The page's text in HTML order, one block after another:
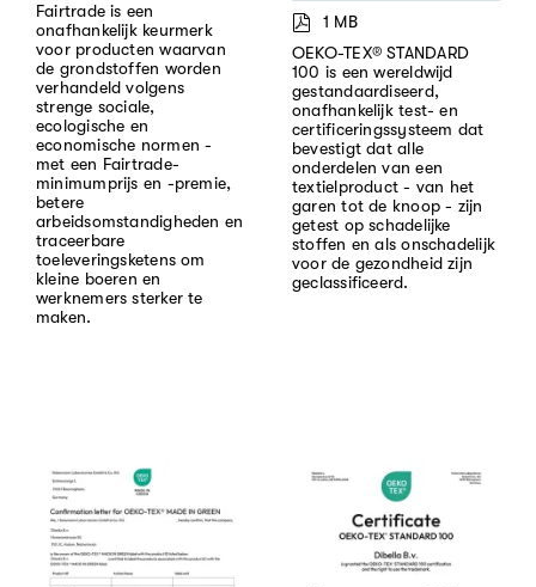
Fairtrade is een
onafhankelijk keurmerk
voor producten waarvan
de grondstoffen worden
verhandeld volgens
strenge sociale,
ecologische en
economische normen -
met een Fairtrade-
minimumprijs en -premie,
betere
arbeidsomstandigheden en
traceerbare
toeleveringsketens om
kleine boeren en
werknemers sterker te
maken.
1 MB
OEKO-TEX® STANDARD
100 is een wereldwijd
gestandaardiseerd,
onafhankelijk test- en
certificeringssysteem dat
bevestigt dat alle
onderdelen van een
textielproduct - van het
garen tot de knoop - zijn
getest op schadelijke
stoffen en als onschadelijk
voor de gezondheid zijn
geclassificeerd.